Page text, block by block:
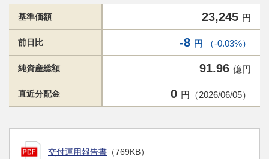
基準価額 23,245 円
前日比 -8 円 （-0.03%）
純資産総額 91.96 億円
直近分配金 0 円（2026/06/05）
交付運用報告書 （769KB）